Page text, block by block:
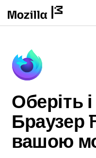
Оберіть
Браузер
вашою